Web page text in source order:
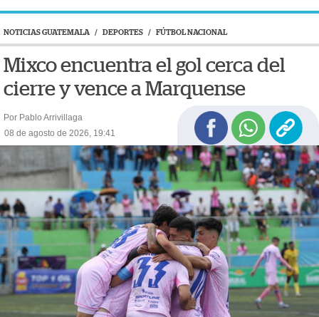
NOTICIAS GUATEMALA / DEPORTES / FÚTBOL NACIONAL
Mixco encuentra el gol cerca del
cierre y vence a Marquense
Por Pablo Arrivillaga
08 de agosto de 2026, 19:41